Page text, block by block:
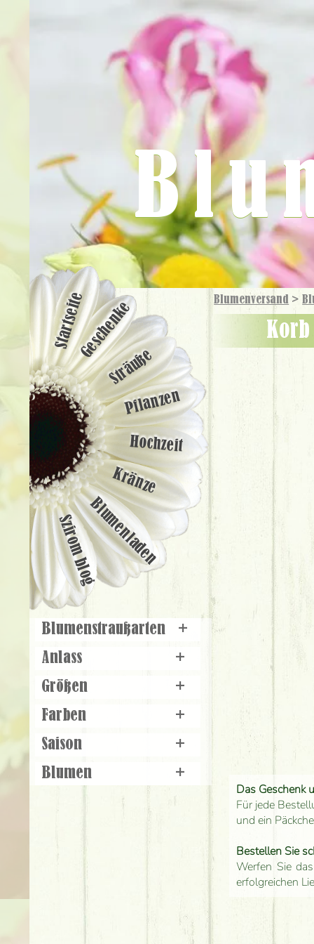
Blumenversand >
Das Geschenk
Für jede
und ein
Bestellen Sie
Werfen Sie
erfolgreichen
StartseiteGeschenke
Sträuße
Pflanzen
Hochzeit
Kränze
Blumenladen
Szirom blog
Blumenstraußarten
+
Anlass
+
Größen
+
Farben
+
Saison
+
Blumen
+